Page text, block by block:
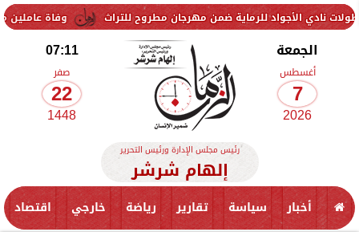
وفاة عاملين متأثرين للرماية ضمن مهرجان مطروح للتراث
الجمعة
أغسطس
7
2026
07:11
صفر
22
1448
رئيس مجلس الإدارة ورئيس التحرير
إلهام شرشر
أخبار سياسة تقارير رياضة خارجي اقتصاد